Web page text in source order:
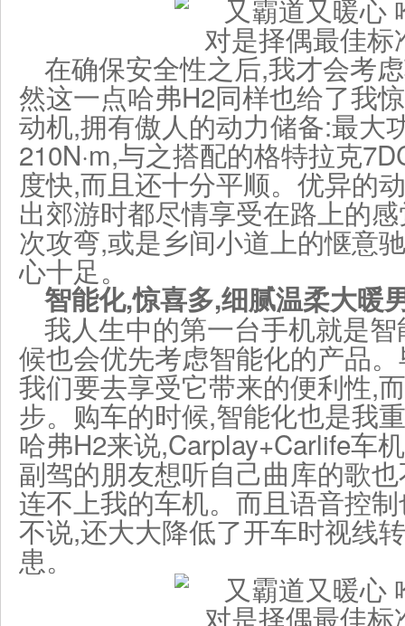
在确保安全性之后,我才会考
然这一点哈弗H2同样也给了我
动机,拥有傲人的动力储备:最大
210N·m,与之搭配的格特拉克
度快,而且还十分平顺。优异的
出郊游时都尽情享受在路上的
次攻弯,或是乡间小道上的惬意
心十足。
智能化,惊喜多,细腻温柔大暖
我人生中的第一台手机就是
候也会优先考虑智能化的产品
我们要去享受它带来的便利性,
步。购车的时候,智能化也是我
哈弗H2来说,Carplay+Carlife车
副驾的朋友想听自己曲库的歌
连不上我的车机。而且语音控
不说,还大大降低了开车时视线
患。